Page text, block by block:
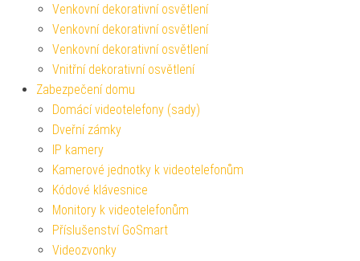
Venkovní dekorativní osvětlení
Venkovní dekorativní osvětlení
Venkovní dekorativní osvětlení
Vnitřní dekorativní osvětlení
Zabezpečení domu
Domácí videotelefony (sady)
Dveřní zámky
IP kamery
Kamerové jednotky k videotelefonům
Kódové klávesnice
Monitory k videotelefonům
Příslušenství GoSmart
Videozvonky